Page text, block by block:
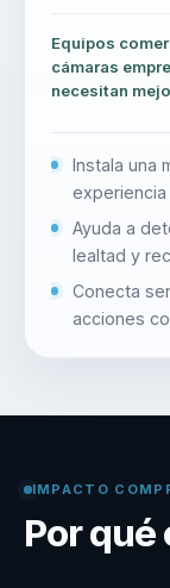
Equipos
cámaras
necesitan
Instala una
Ayuda a
lealtad y
Conecta
acciones
IMPACTO
Por qué